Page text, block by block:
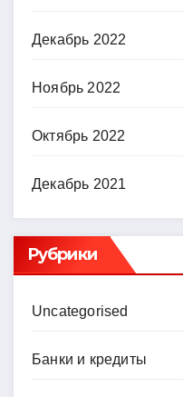
Декабрь 2022
Ноябрь 2022
Октябрь 2022
Декабрь 2021
Рубрики
Uncategorised
Банки и кредиты